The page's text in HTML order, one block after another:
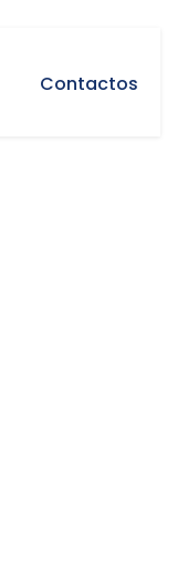
Contactos